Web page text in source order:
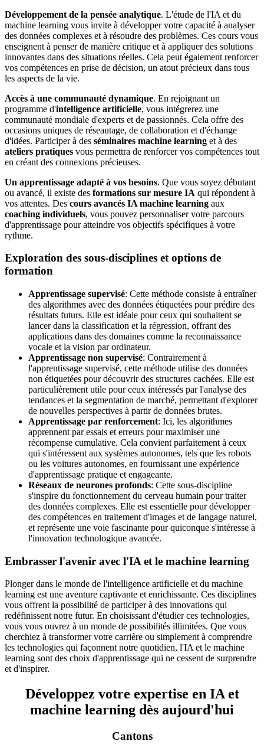
Développement de la pensée analytique. L'étude de l'IA et du
machine learning vous invite à développer votre capacité à analyser
des données complexes et à résoudre des problèmes. Ces cours vous
enseignent à penser de manière critique et à appliquer des solutions
innovantes dans des situations réelles. Cela peut également renforcer
vos compétences en prise de décision, un atout précieux dans tous
les aspects de la vie.
Accès à une communauté dynamique. En rejoignant un
programme d'intelligence artificielle, vous intégrerez une
communauté mondiale d'experts et de passionnés. Cela offre des
occasions uniques de réseautage, de collaboration et d'échange
d'idées. Participer à des séminaires machine learning et à des
ateliers pratiques vous permettra de renforcer vos compétences tout
en créant des connexions précieuses.
Un apprentissage adapté à vos besoins. Que vous soyez débutant
ou avancé, il existe des formations sur mesure IA qui répondent à
vos attentes. Des cours avancés IA machine learning aux
coaching individuels, vous pouvez personnaliser votre parcours
d'apprentissage pour atteindre vos objectifs spécifiques à votre
rythme.
Exploration des sous-disciplines et options de
formation
Apprentissage supervisé: Cette méthode consiste à entraîner
des algorithmes avec des données étiquetées pour prédire des
résultats futurs. Elle est idéale pour ceux qui souhaitent se
lancer dans la classification et la régression, offrant des
applications dans des domaines comme la reconnaissance
vocale et la vision par ordinateur.
Apprentissage non supervisé: Contrairement à
l'apprentissage supervisé, cette méthode utilise des données
non étiquetées pour découvrir des structures cachées. Elle est
particulièrement utile pour ceux intéressés par l'analyse des
tendances et la segmentation de marché, permettant d'explorer
de nouvelles perspectives à partir de données brutes.
Apprentissage par renforcement: Ici, les algorithmes
apprennent par essais et erreurs pour maximiser une
récompense cumulative. Cela convient parfaitement à ceux
qui s'intéressent aux systèmes autonomes, tels que les robots
ou les voitures autonomes, en fournissant une expérience
d'apprentissage pratique et engageante.
Réseaux de neurones profonds: Cette sous-discipline
s'inspire du fonctionnement du cerveau humain pour traiter
des données complexes. Elle est essentielle pour développer
des compétences en traitement d'images et de langage naturel,
et représente une voie fascinante pour quiconque s'intéresse à
l'innovation technologique avancée.
Embrasser l'avenir avec l'IA et le machine learning
Plonger dans le monde de l'intelligence artificielle et du machine
learning est une aventure captivante et enrichissante. Ces disciplines
vous offrent la possibilité de participer à des innovations qui
redéfinissent notre futur. En choisissant d'étudier ces technologies,
vous vous ouvrez à un monde de possibilités illimitées. Que vous
cherchiez à transformer votre carrière ou simplement à comprendre
les technologies qui façonnent notre quotidien, l'IA et le machine
learning sont des choix d'apprentissage qui ne cessent de surprendre
et d'inspirer.
Développez votre expertise en IA et
machine learning dès aujourd'hui
Cantons